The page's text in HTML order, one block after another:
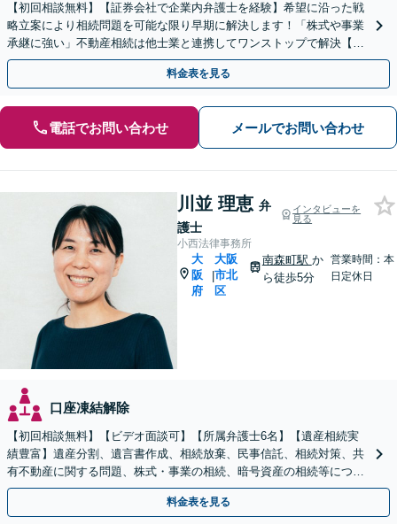
【初回相談無料】【証券会社で企業内弁護士を経験】希望に沿った戦
略立案により相続問題を可能な限り早期に解決します！「株式や事業
承継に強い」不動産相続は他士業と連携してワンストップで解決【メ
ール相談／夜間面談OK】【大江橋駅3分】
料金表を見る
電話でお問い合わせ メールでお問い合わせ
川並 理恵 弁
護士
インタビューを
見る
小西法律事務所
大
阪
府
|
大阪
市北
区
南森町駅 か
ら徒歩5分
営業時間：本
日定休日
口座凍結解除
【初回相談無料】【ビデオ面談可】【所属弁護士6名】【遺産相続実
績豊富】遺産分割、遺言書作成、相続放棄、民事信託、相続対策、共
有不動産に関する問題、株式・事業の相続、暗号資産の相続等につき
豊富な対応実績。【バリアフリー】【完全個室】
料金表を見る